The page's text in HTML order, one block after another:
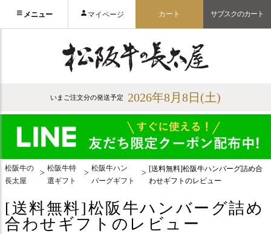
メニュー マイページ カート サブスクのカート
いまご注文分の発送予定 2026年8月8日(土)
松阪牛の
長太屋
松阪牛特
選ギフト
松阪牛ハン
バーグギフト
[送料無料]松阪牛ハンバーグ詰め合
わせギフトのレビュー
[送料無料]松阪牛ハンバーグ詰め
合わせギフトのレビュー